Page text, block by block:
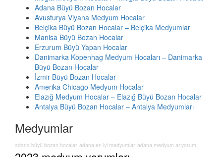
Adana Büyü Bozan Hocalar
Avusturya Viyana Medyum Hocalar
Belçika Büyü Bozan Hocalar – Belçika Medyumlar
Manisa Büyü Bozan Hocalar
Erzurum Büyü Yapan Hocalar
Danimarka Kopenhag Medyum Hocaları – Danimarka
Büyü Bozan Hocalar
İzmir Büyü Bozan Hocalar
Amerika Chicago Medyum Hocalar
Elazığ Medyum Hocalar – Elazığ Büyü Bozan Hocalar
Antalya Büyü Bozan Hocalar – Antalya Medyumları
Medyumlar
adana büyü bozan hocalar adana en iyi medyumlar adana medyum arıyorum